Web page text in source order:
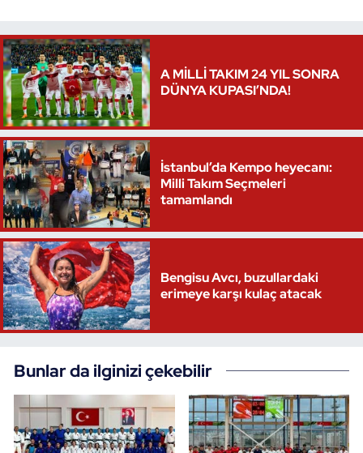
A MİLLİ TAKIM 24 YIL SONRA
DÜNYA KUPASI’NDA!
İstanbul’da Kempo heyecanı:
Milli Takım Seçmeleri
tamamlandı
Bengisu Avcı, buzullardaki
erimeye karşı kulaç atacak
Bunlar da ilginizi çekebilir
Triatlon
Voleybol
Vücut Geliştirme Fitness
Wushu Kungfu
Yelken
Yüzme